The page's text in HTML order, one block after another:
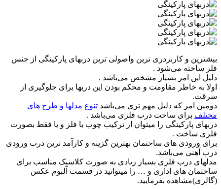
بیشترین و کاربردری ترین واصولی ترین دربهای پارکینگی از جنس
فلز ساخته می‌شود .
دلیل این امر بسیار مشخص می‌باشد .
اولا به خاطر مقاومت و محکم بودن این دربها برای جلوگیری از
سرقت.
دومین امر که دلیل مهم تری می‌باشد تنوع مدلها و طرح های
مختلف برای ساخت درب فلزی می‌باشد .
دربهای پارکینگی را میتوان از ترکیب چوب با فلز و یا فقط بصورت
فلزی ساخت .
برای ورودی های ساختمان بهترین گزینه و کارآمد ترین درب ورودی
درب آهنی می‌باشد.
مدلهای درب فلزی بسیار زیادی به صورت کلاسیک مناسب برای
ساختمان های اداری و … را میتوانید در قسمت آلبوم عکس
(گالری)مشاهده بفرمایید.